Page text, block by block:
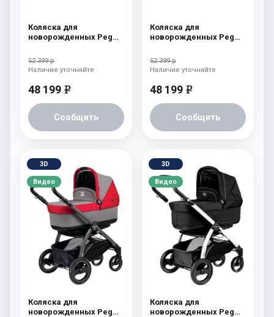
Коляска для
новорожденных Peg
Pop-Up) Atmosphere
52 399 р
48 199 e
Сообщить
Наличие уточняйте
Коляска для
новорожденных Peg
Pop-Up) Aquamarine
52 399 р
48 199 e
Сообщить
Наличие уточняйте
3D
Видео
Коляска для
новорожденных Peg
3D
Видео
Коляска для
новорожденных Peg